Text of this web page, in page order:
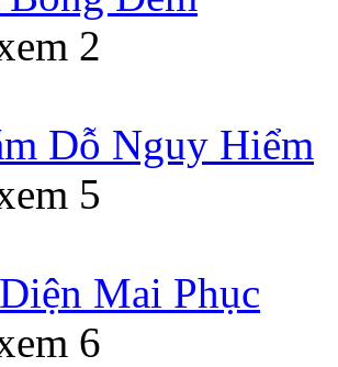
2
Dỗ Nguy Hiểm
5
Mai Phục
6